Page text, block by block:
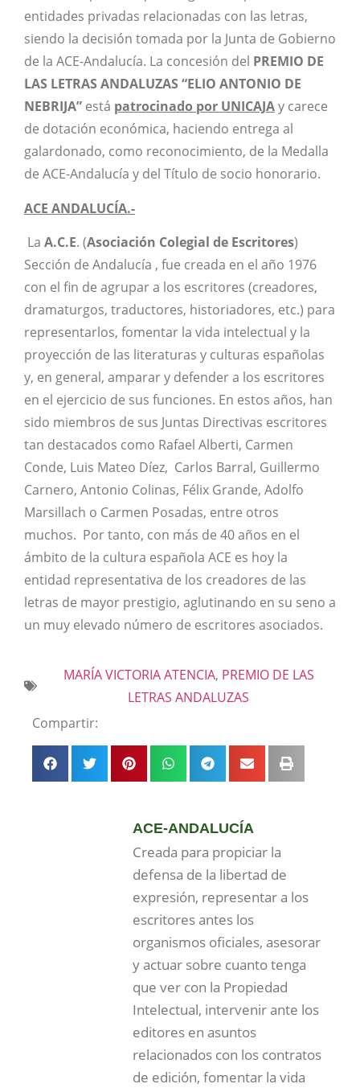
entidades privadas relacionadas con las letras,
siendo la decisión tomada por la Junta de Gobierno
de la ACE-Andalucía. La concesión del PREMIO DE
LAS LETRAS ANDALUZAS “ELIO ANTONIO DE
NEBRIJA” está patrocinado por UNICAJAy carece
de dotación económica, haciendo entrega al
galardonado, como reconocimiento, de la Medalla
de ACE-Andalucía y del Título de socio honorario.
ACE ANDALUCÍA.-
La A.C.E. (Asociación Colegial de Escritores)
Sección de Andalucía , fue creada en el año 1976
con el fin de agrupar a los escritores (creadores,
dramaturgos, traductores, historiadores, etc.) para
representarlos, fomentar la vida intelectual y la
proyección de las literaturas y culturas españolas
y, en general, amparar y defender a los escritores
en el ejercicio de sus funciones. En estos años, han
sido miembros de sus Juntas Directivas escritores
tan destacados como Rafael Alberti, Carmen
Conde, Luis Mateo Díez, Carlos Barral, Guillermo
Carnero, Antonio Colinas, Félix Grande, Adolfo
Marsillach o Carmen Posadas, entre otros
muchos. Por tanto, con más de 40 años en el
ámbito de la cultura española ACE es hoy la
entidad representativa de los creadores de las
letras de mayor prestigio, aglutinando en su seno a
un muy elevado número de escritores asociados.
MARÍA VICTORIA ATENCIA, PREMIO DE LAS
LETRAS ANDALUZAS
Compartir:
ACE-ANDALUCÍA
Creada para propiciar la
defensa de la libertad de
expresión, representar a los
escritores antes los
organismos oficiales, asesorar
y actuar sobre cuanto tenga
que ver con la Propiedad
Intelectual, intervenir ante los
editores en asuntos
relacionados con los contratos
de edición, fomentar la vida